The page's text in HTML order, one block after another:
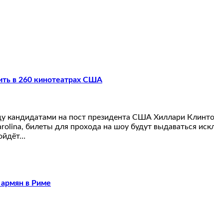
в 260 кинотеатрах США
кандидатами на пост президента США Хиллари
билеты для прохода на шоу будут выдаваться
в Риме